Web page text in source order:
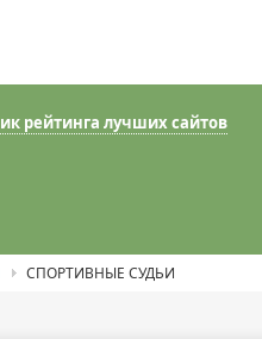
СПОРТИВНЫЕ СУДЬИ